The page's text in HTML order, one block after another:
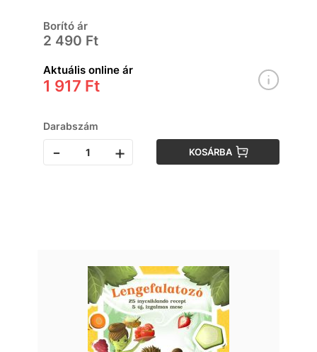
Borító ár
2 490 Ft
Aktuális online ár
1 917 Ft
Darabszám
- + KOSÁRBA